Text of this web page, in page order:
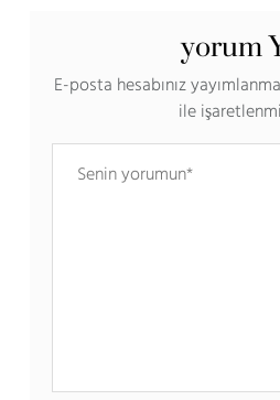
yorum
E-posta hesabınız
ile